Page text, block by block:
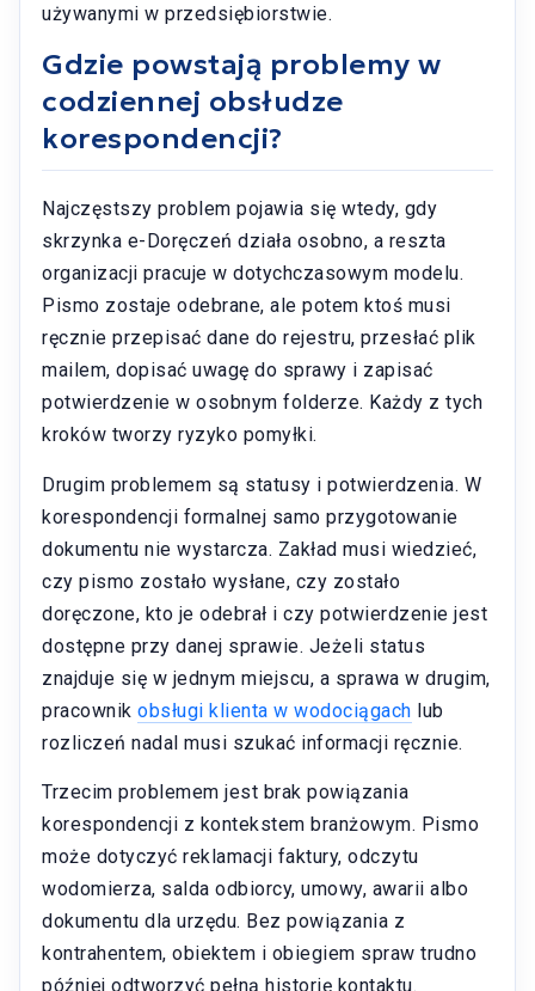
używanymi w przedsiębiorstwie.
Gdzie powstają problemy w
codziennej obsłudze
korespondencji?
Najczęstszy problem pojawia się wtedy, gdy
skrzynka e-Doręczeń działa osobno, a reszta
organizacji pracuje w dotychczasowym modelu.
Pismo zostaje odebrane, ale potem ktoś musi
ręcznie przepisać dane do rejestru, przesłać plik
mailem, dopisać uwagę do sprawy i zapisać
potwierdzenie w osobnym folderze. Każdy z tych
kroków tworzy ryzyko pomyłki.
Drugim problemem są statusy i potwierdzenia. W
korespondencji formalnej samo przygotowanie
dokumentu nie wystarcza. Zakład musi wiedzieć,
czy pismo zostało wysłane, czy zostało
doręczone, kto je odebrał i czy potwierdzenie jest
dostępne przy danej sprawie. Jeżeli status
znajduje się w jednym miejscu, a sprawa w drugim,
pracownik obsługi klienta w wodociągach lub
rozliczeń nadal musi szukać informacji ręcznie.
Trzecim problemem jest brak powiązania
korespondencji z kontekstem branżowym. Pismo
może dotyczyć reklamacji faktury, odczytu
wodomierza, salda odbiorcy, umowy, awarii albo
dokumentu dla urzędu. Bez powiązania z
kontrahentem, obiektem i obiegiem spraw trudno
później odtworzyć pełną historię kontaktu.